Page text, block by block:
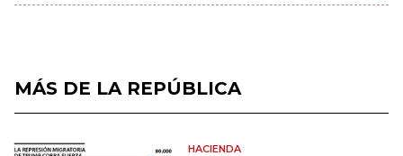
MÁS DE LA REPÚBLICA
HACIENDA